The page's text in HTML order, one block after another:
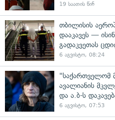
19 საათის წინ
თბილისის
დააკავეს —
გადაკვეთას
6 აგვისტო, 08:24
"საქართველომ
ავალიანის
და ა.ბ-ს
6 აგვისტო, 07:53